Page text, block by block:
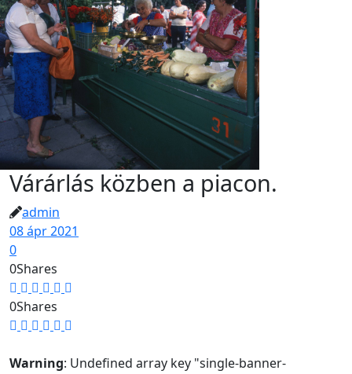
Várárlás közben a piacon.
admin
08 ápr 2021
0
0Shares
0Shares
Warning: Undefined array key "single-banner-